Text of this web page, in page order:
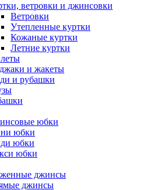
ветровки и джинсовки
Ветровки
Утепленные куртки
Кожаные куртки
Летние куртки
и жакеты
и рубашки
юбки
юбки
юбки
юбки
джинсы
джинсы